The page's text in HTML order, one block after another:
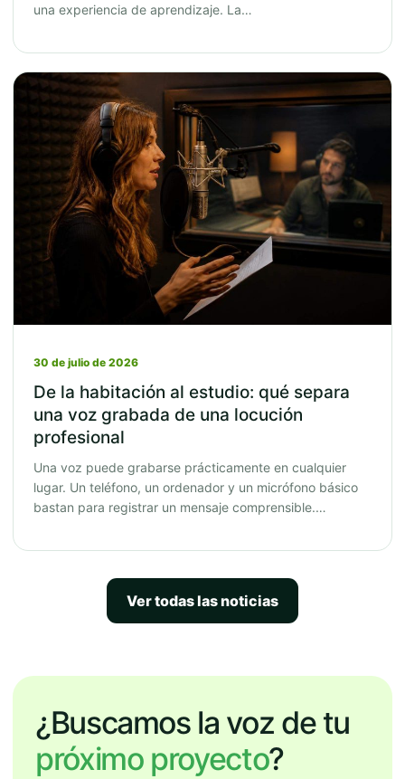
una experiencia de aprendizaje. La…
30 de julio de 2026
De la habitación al estudio: qué separa
una voz grabada de una locución
profesional
Una voz puede grabarse prácticamente en cualquier
lugar. Un teléfono, un ordenador y un micrófono básico
bastan para registrar un mensaje comprensible.…
Ver todas las noticias
¿Buscamos la voz de tu
próximo proyecto?